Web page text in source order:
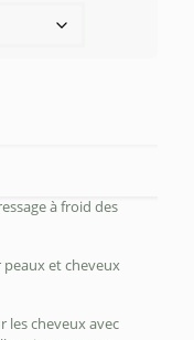
$15.75
à froid des
et cheveux
les cheveux avec